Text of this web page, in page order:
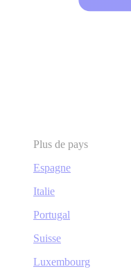
Plus de pays
Espagne
Italie
Portugal
Suisse
Luxembourg